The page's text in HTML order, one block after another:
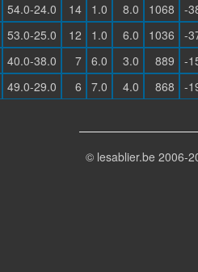
54.0-24.0 14 1.0 8.0 1068 -
53.0-25.0 12 1.0 6.0 1036 -
40.0-38.0 7 6.0 3.0 889 -
49.0-29.0 6 7.0 4.0 868 -
© lesablier.be 2006-